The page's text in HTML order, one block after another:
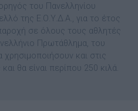
του Πανελληνίου
της Ε.Ο.Υ.∆.Α., για το έτος
σε όλους τους αθλητές
Πρωτάθληµα, του
και στις
θα είναι περίπου 250 κιλά.